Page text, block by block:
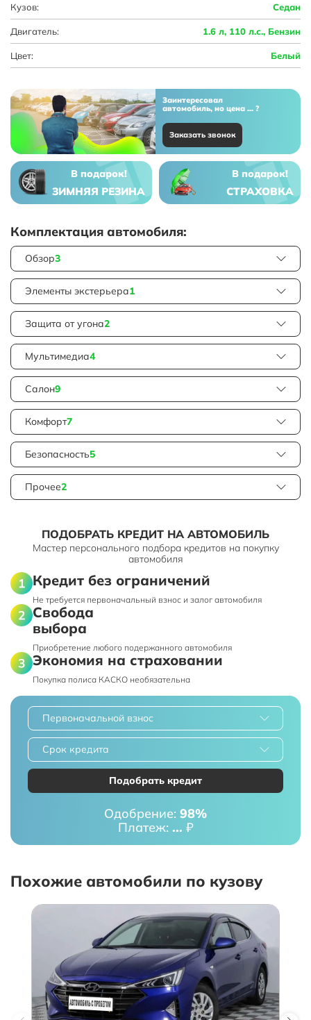
Кузов: Седан
Двигатель: 1.6 л, 110 л.с., Бензин
Цвет: Белый
Заинтересовал
автомобиль, но цена ... ?
Заказать звонок
В подарок!
ЗИМНЯЯ РЕЗИНА
В подарок!
СТРАХОВКА
Комплектация автомобиля:
Обзор3
Элементы экстерьера1
Защита от угона2
Мультимедиа4
Салон9
Комфорт7
Безопасность5
Прочее2
ПОДОБРАТЬ КРЕДИТ НА АВТОМОБИЛЬ
Мастер персонального подбора кредитов на покупку
автомобиля
Кредит без ограничений
Не требуется первоначальный взнос и залог автомобиля
Свобода
выбора
Приобретение любого подержанного автомобиля
Экономия на страховании
Покупка полиса КАСКО необязательна
Первоначальной взнос
Срок кредита
Подобрать кредит
Одобрение: 98%
Платеж: ... ₽
Похожие автомобили по кузову